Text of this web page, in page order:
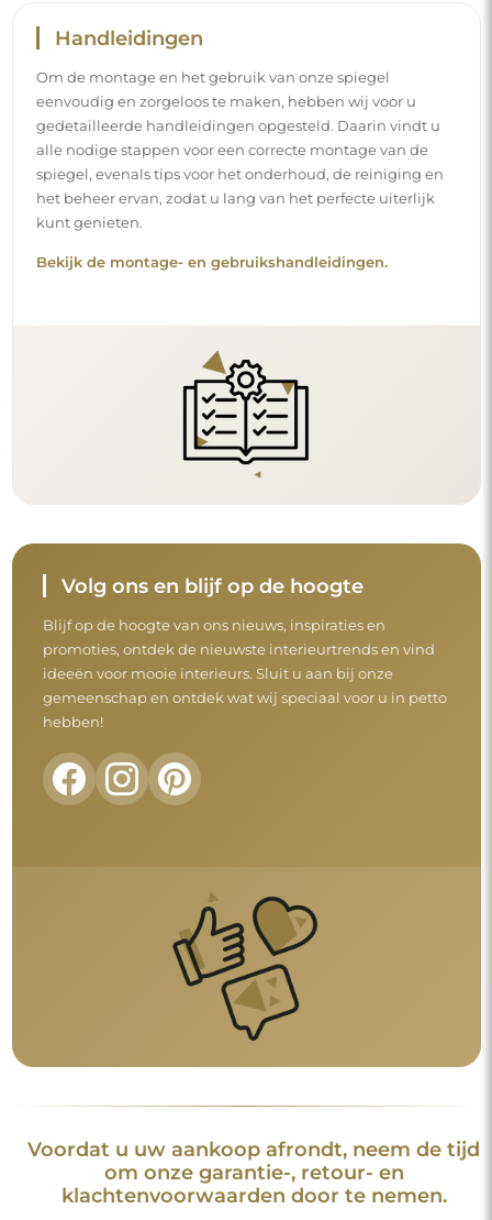
Handleidingen
Om de montage en het gebruik van onze spiegel
eenvoudig en zorgeloos te maken, hebben wij voor u
gedetailleerde handleidingen opgesteld. Daarin vindt u
alle nodige stappen voor een correcte montage van de
spiegel, evenals tips voor het onderhoud, de reiniging en
het beheer ervan, zodat u lang van het perfecte uiterlijk
kunt genieten.
Bekijk de montage- en gebruikshandleidingen.
Volg ons en blijf op de hoogte
Blijf op de hoogte van ons nieuws, inspiraties en
promoties, ontdek de nieuwste interieurtrends en vind
ideeën voor mooie interieurs. Sluit u aan bij onze
gemeenschap en ontdek wat wij speciaal voor u in petto
hebben!
Voordat u uw aankoop afrondt, neem de tijd
om onze garantie-, retour- en
klachtenvoorwaarden door te nemen.